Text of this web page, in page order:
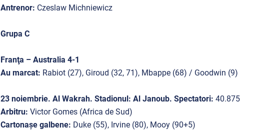
Antrenor: Czeslaw Michniewicz
Grupa C
Franţa – Australia 4-1
Au marcat: Rabiot (27), Giroud (32, 71), Mbappe (68) / Goodwin (9)
23 noiembrie. Al Wakrah. Stadionul: Al Janoub. Spectatori: 40.875
Arbitru: Victor Gomes (Africa de Sud)
Cartonașe galbene: Duke (55), Irvine (80), Mooy (90+5)